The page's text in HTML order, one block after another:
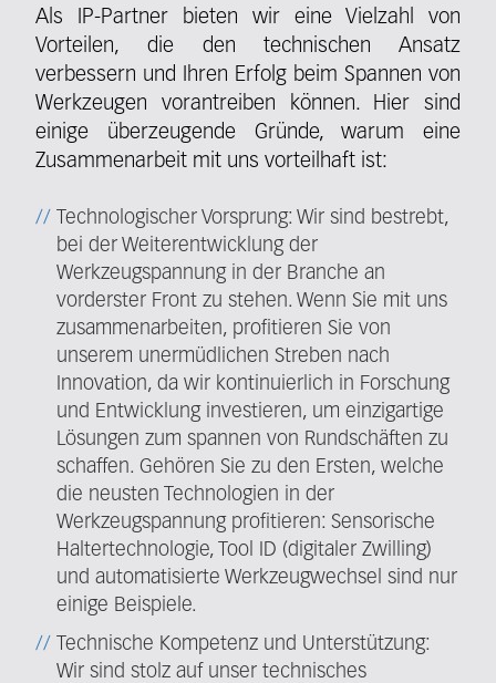
Als IP-Partner bieten wir eine Vielzahl von
Vorteilen, die den technischen Ansatz
verbessern und Ihren Erfolg beim Spannen von
Werkzeugen vorantreiben können. Hier sind
einige überzeugende Gründe, warum eine
Zusammenarbeit mit uns vorteilhaft ist:
Technologischer Vorsprung: Wir sind bestrebt,
bei der Weiterentwicklung der
Werkzeugspannung in der Branche an
vorderster Front zu stehen. Wenn Sie mit uns
zusammenarbeiten, profitieren Sie von
unserem unermüdlichen Streben nach
Innovation, da wir kontinuierlich in Forschung
und Entwicklung investieren, um einzigartige
Lösungen zum spannen von Rundschäften zu
schaffen. Gehören Sie zu den Ersten, welche
die neusten Technologien in der
Werkzeugspannung profitieren: Sensorische
Haltertechnologie, Tool ID (digitaler Zwilling)
und automatisierte Werkzeugwechsel sind nur
einige Beispiele.
Technische Kompetenz und Unterstützung:
Wir sind stolz auf unser technisches